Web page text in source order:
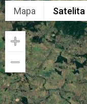
Cylindry do saturatorów
Saturatory
Filtrowanie wody
Akcesoria do saturatorów
Filtrowanie wody
Saturatory
Mapa Satelita